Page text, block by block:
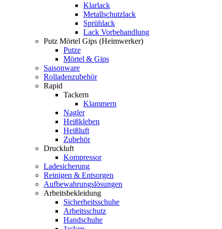
Klarlack
Metallschutzlack
Sprühlack
Lack Vorbehandlung
Putz Mörtel Gips (Heimwerker)
Putze
Mörtel & Gips
Saisonware
Rolladenzubehör
Rapid
Tackern
Klammern
Nagler
Heißkleben
Heißluft
Zubehör
Druckluft
Kompressor
Ladesicherung
Reinigen & Entsorgen
Aufbewahrungslösungen
Arbeitsbekleidung
Sicherheitsschuhe
Arbeitsschutz
Handschuhe